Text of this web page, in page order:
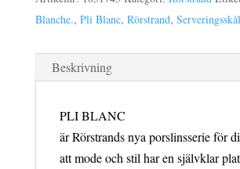
Blanche., Pli Blanc, Rörstrand,
Beskrivning
PLI BLANC
är Rörstrands nya porslinsserie för
att mode och stil har en självklar